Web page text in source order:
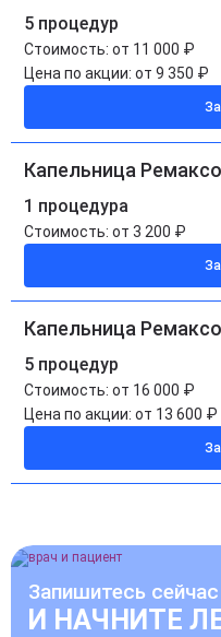
5 процедур
Стоимость: от 11 000 ₽
Цена по акции: от 9 350 ₽
Капельница
1 процедура
Стоимость: от 3 200 ₽
Капельница
5 процедур
Стоимость: от 16 000 ₽
Цена по акции: от 13 600 ₽
Запишитесь сейчас
И НАЧНИТЕ